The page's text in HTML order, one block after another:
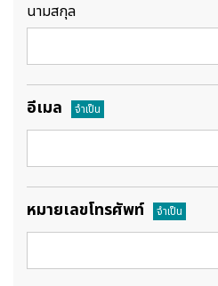
นามสกุล
อีเมล จำเป็น
หมายเลขโทรศัพท์ จำเป็น